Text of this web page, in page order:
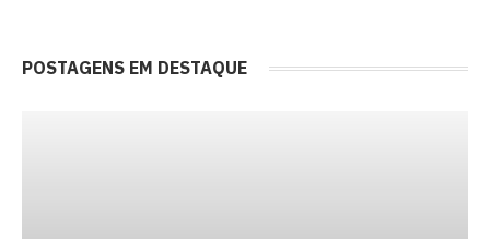
POSTAGENS EM DESTAQUE